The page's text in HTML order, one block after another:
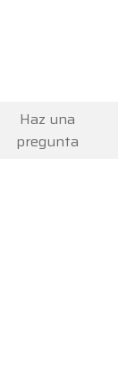
Haz una
pregunta